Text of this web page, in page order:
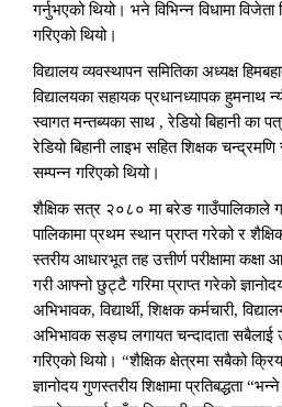
गर्नुभएको थियो। भने विभिन्न विधामा विजेता
गरिएको थियो।
विद्यालय व्यवस्थापन समितिका अध्यक्ष
विद्यालयका सहायक प्रधानध्यापक हुमनाथ
स्वागत मन्तब्यका साथ , रेडियो बिहानी का
रेडियो बिहानी लाइभ सहित शिक्षक
सम्पन्न गरिएको थियो।
शैक्षिक सत्र २०८० मा बरेङ गाउँपालिकाले
पालिकामा प्रथम स्थान प्राप्त गरेको र
स्तरीय आधारभूत तह उत्तीर्ण परीक्षामा
गरी आफ्नो छुट्टै गरिमा प्राप्त गरेको
अभिभावक, विद्यार्थी, शिक्षक कर्मचारी,
अभिभावक सङ्घ लगायत चन्दादाता
गरिएको थियो। “शैक्षिक क्षेत्रमा सबैको
ज्ञानोदय गुणस्तरीय शिक्षामा प्रतिबद्धता